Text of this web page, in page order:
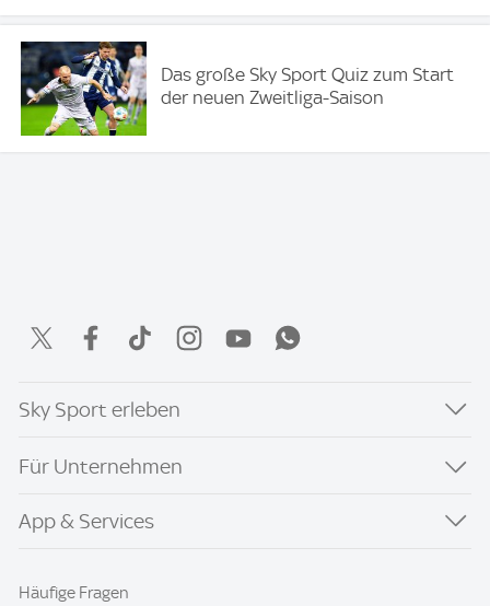
Das große Sky Sport Quiz zum Start
der neuen Zweitliga-Saison
Sky Sport erleben
Für Unternehmen
App & Services
Häufige Fragen